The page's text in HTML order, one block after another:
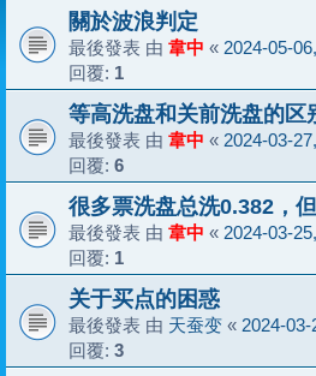
關於波浪判定
最後發表 由 韋中 « 2024-05-
回覆: 1
等高洗盘和关前洗盘的区
最後發表 由 韋中 « 2024-03-
回覆: 6
很多票洗盘总洗0.382，
最後發表 由 韋中 « 2024-03-
回覆: 1
关于买点的困惑
最後發表 由 天蚕变 « 2024-
回覆: 3